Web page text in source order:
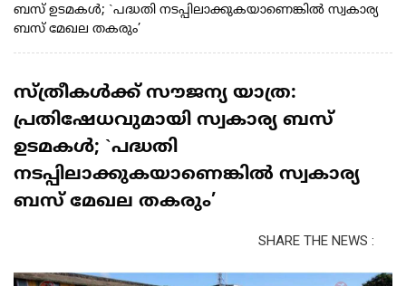
ബസ് ഉടമകൾ; `പദ്ധതി നടപ്പിലാക്കുകയാണെങ്കിൽ സ്വകാര്യ
ബസ് മേഖല തകരും’
സ്ത്രീകൾക്ക് സൗജന്യ യാത്ര:
പ്രതിഷേധവുമായി സ്വകാര്യ ബസ്
ഉടമകൾ; `പദ്ധതി
നടപ്പിലാക്കുകയാണെങ്കിൽ സ്വകാര്യ
ബസ് മേഖല തകരും’
SHARE THE NEWS :